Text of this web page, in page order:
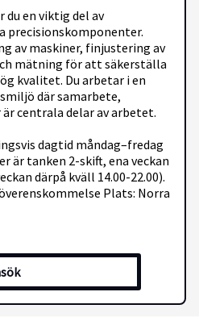
en viktig del av
precisionskomponenter.
av maskiner, finjustering av
mätning för att säkerställa
kvalitet. Du arbetar i en
där samarbete,
centrala delar av arbetet.
dagtid måndag–fredag
är tanken 2-skift, ena veckan
därpå kväll 14.00-22.00).
Plats: Norra